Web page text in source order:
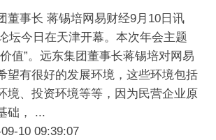
董事长 蒋锡培网易财经9月10日讯
坛今日在天津开幕。本次年会主题
值”。远东集团董事长蒋锡培对网易
望有很好的发展环境，这些环境包括
境、投资环境等等，因为民营企业原
础， ...
10 09:39:07